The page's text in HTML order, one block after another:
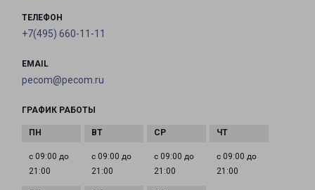
ТЕЛЕФОН
+7(495) 660-11-11
EMAIL
pecom@pecom.ru
ГРАФИК РАБОТЫ
с 09:00 до
21:00
с 09:00 до
21:00
с 09:00 до
21:00
с 09:00 до
21:00